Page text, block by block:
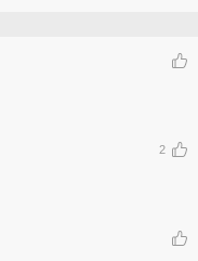
2